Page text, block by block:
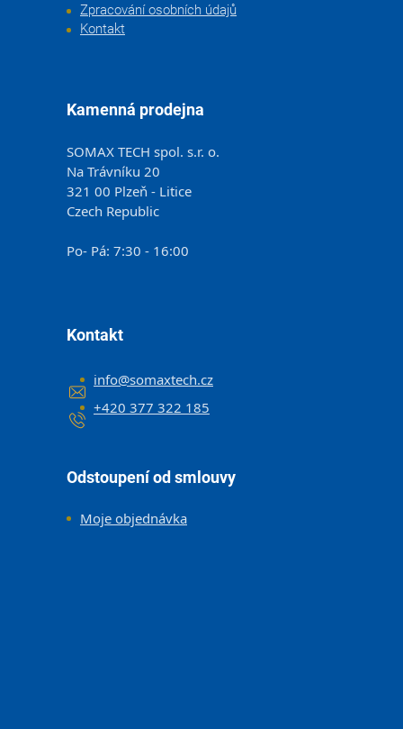
Zpracování osobních údajů
Kontakt
Kamenná prodejna
SOMAX TECH spol. s.r. o.
Na Trávníku 20
321 00 Plzeň - Litice
Czech Republic
Po- Pá: 7:30 - 16:00
Kontakt
info@somaxtech.cz
+420 377 322 185
Odstoupení od smlouvy
Moje objednávka